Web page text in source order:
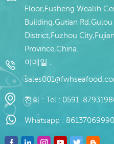
Floor,Fusheng Wealth
Building,Gutian Rd,Gulou
District,Fuzhou City,Fujian
Province,China.
이메일 :
전화 : Tel : 0591-
Whatsapp :